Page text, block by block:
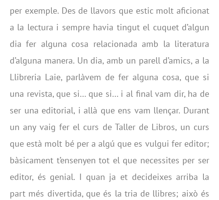
per exemple. Des de llavors que estic molt aficionat
a la lectura i sempre havia tingut el cuquet d’algun
dia fer alguna cosa relacionada amb la literatura
d’alguna manera. Un dia, amb un parell d’amics, a la
Llibreria Laie, parlàvem de fer alguna cosa, que si
una revista, que si… que si… i al final vam dir, ha de
ser una editorial, i allà que ens vam llençar. Durant
un any vaig fer el curs de Taller de Libros, un curs
que està molt bé per a algú que es vulgui fer editor;
bàsicament t’ensenyen tot el que necessites per ser
editor, és genial. I quan ja et decideixes arriba la
part més divertida, que és la tria de llibres; això és